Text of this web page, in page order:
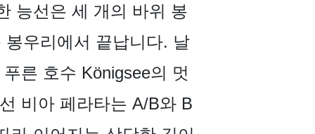
능선은 세 개의 바위 봉
우리에서 끝납니다. 날
른 호수 Königsee의 멋
비아 페라타는 A/B와 B